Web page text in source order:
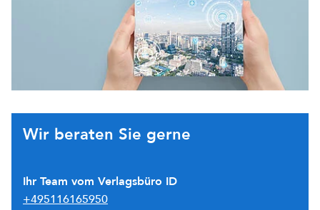
Wir beraten Sie gerne
Ihr Team vom Verlagsbüro ID
+495116165950